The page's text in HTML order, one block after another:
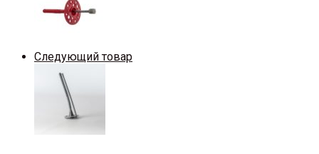
Следующий товар